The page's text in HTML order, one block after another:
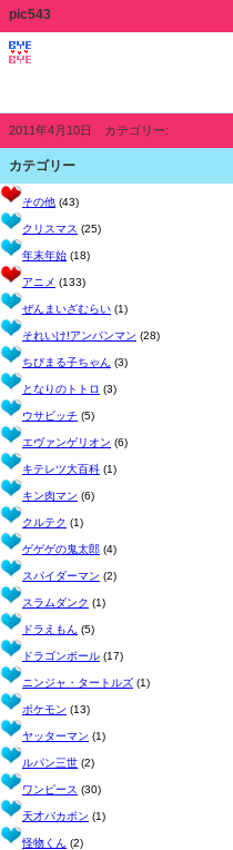
pic543
2011年4月10日 カテゴリー:
カテゴリー
その他 (43)
クリスマス (25)
年末年始 (18)
アニメ (133)
ぜんまいざむらい (1)
それいけ!アンパンマン (28)
ちびまる子ちゃん (3)
となりのトトロ (3)
ウサビッチ (5)
エヴァンゲリオン (6)
キテレツ大百科 (1)
キン肉マン (6)
クルテク (1)
ゲゲゲの鬼太郎 (4)
スパイダーマン (2)
スラムダンク (1)
ドラえもん (5)
ドラゴンボール (17)
ニンジャ・タートルズ (1)
ポケモン (13)
ヤッターマン (1)
ルパン三世 (2)
ワンピース (30)
天才バカボン (1)
怪物くん (2)